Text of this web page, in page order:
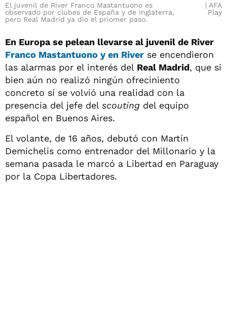
El juvenil de River Franco Mastantuono es
observado por clubes de España y de Inglaterra,
pero Real Madrid ya dio el priomer paso.
AFA
Play
En Europa se pelean llevarse al juvenil de River
Franco Mastantuono y en River se encendieron
las alarmas por el interés del Real Madrid, que si
bien aún no realizó ningún ofreciniento
concreto sí se volvió una realidad con la
presencia del jefe del scouting del equipo
español en Buenos Aires.
El volante, de 16 años, debutó con Martín
Demichelis como entrenador del Millonario y la
semana pasada le marcó a Libertad en Paraguay
por la Copa Libertadores.